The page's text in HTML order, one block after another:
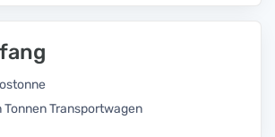
Transportwagen